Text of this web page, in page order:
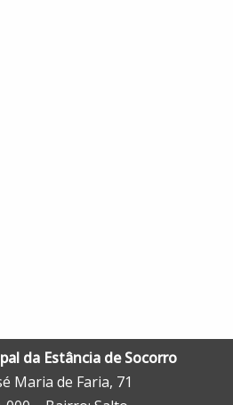
da Estância de Socorro
Maria de Faria, 71